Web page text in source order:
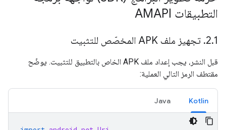
التطبيقات AMAPI
2.1
. تجهيز ملف APK المخصّص للتثبيت
قبل النشر، يجب إعداد ملف APK الخاص بالتطبيق للتثبيت. يوضّح
مقتطف الرمز التالي العملية:
Kotlin
Java